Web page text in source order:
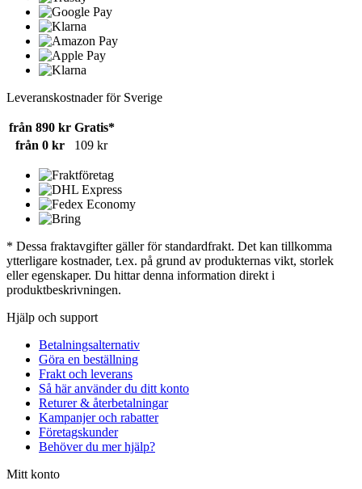
Leveranskostnader för Sverige
från 890 kr Gratis*
från 0 kr
109 kr
* Dessa fraktavgifter gäller för standardfrakt. Det kan tillkomma
ytterligare kostnader, t.ex. på grund av produkternas vikt, storlek
eller egenskaper. Du hittar denna information direkt i
produktbeskrivningen.
Hjälp och support
Betalningsalternativ
Göra en beställning
Frakt och leverans
Så här använder du ditt konto
Returer & återbetalningar
Kampanjer och rabatter
Företagskunder
Behöver du mer hjälp?
Mitt konto